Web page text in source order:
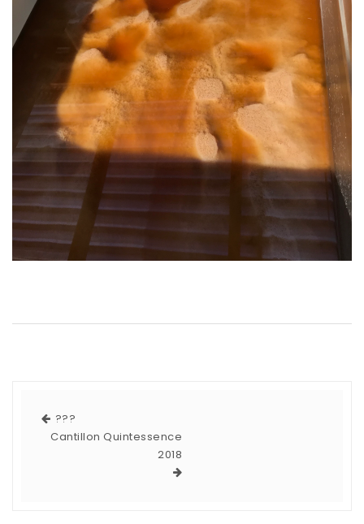
???
Cantillon Quintessence
2018